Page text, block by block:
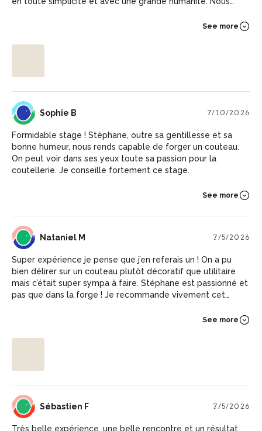
point à nos attentes! Merci encore mille fois pour cette
See more
SB Sophie B 7/10/2026
Formidable stage ! Stéphane, outre sa gentillesse et sa
bonne humeur, nous rends capable de forger un couteau.
On peut voir dans ses yeux toute sa passion pour la
coutellerie. Je conseille fortement ce stage.
See more
NM Nataniel M 7/5/2026
Super expérience je pense que j’en referais un ! On a pu
bien délirer sur un couteau plutôt décoratif que utilitaire
mais c’était super sympa à faire. Stéphane est passionné et
pas que dans la forge ! Je recommande vivement cet
See more
SF Sébastien F 7/5/2026
Très belle expérience, une belle rencontre et un résultat